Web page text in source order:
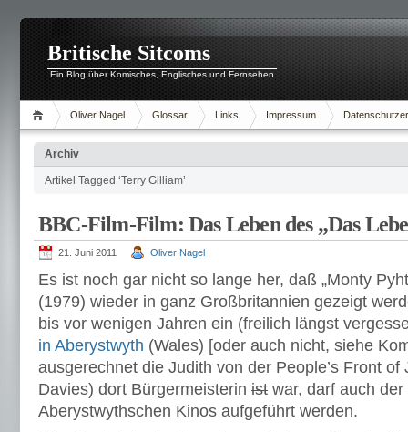
Britische Sitcoms
Ein Blog über Komisches, Englisches und Fernsehen
Oliver Nagel Glossar Links Impressum
Archiv
Artikel Tagged ‘Terry Gilliam’
BBC-Film-Film: Das Leben des „Das
21. Juni 2011 Oliver Nagel
Es ist noch gar nicht so lange her, daß „Monty
(1979) wieder in ganz Großbritannien gezeigt
bis vor wenigen Jahren ein (freilich längst
in Aberystwyth (Wales) [oder auch nicht, siehe
ausgerechnet die Judith von der People’s Front
Davies) dort Bürgermeisterin ist war, darf auch
Aberystwythschen Kinos aufgeführt werden.